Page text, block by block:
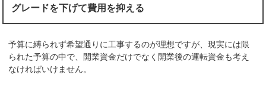
グレードを下げて費用を抑える
予算に縛られず希望通りに工事するのが理想ですが、現実には限
られた予算の中で、開業資金だけでなく開業後の運転資金も考え
なければいけません。